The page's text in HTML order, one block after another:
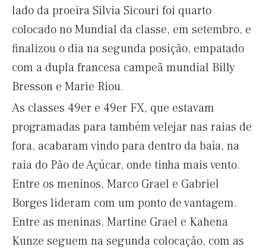
lado da proeira Silvia Sicouri foi quarto
colocado no Mundial da classe, em setembro, e
finalizou o dia na segunda posição, empatado
com a dupla francesa campeã mundial Billy
Bresson e Marie Riou.
As classes 49er e 49er FX, que estavam
programadas para também velejar nas raias de
fora, acabaram vindo para dentro da baía, na
raia do Pão de Açúcar, onde tinha mais vento.
Entre os meninos, Marco Grael e Gabriel
Borges lideram com um ponto de vantagem.
Entre as meninas, Martine Grael e Kahena
Kunze seguem na segunda colocação, com as